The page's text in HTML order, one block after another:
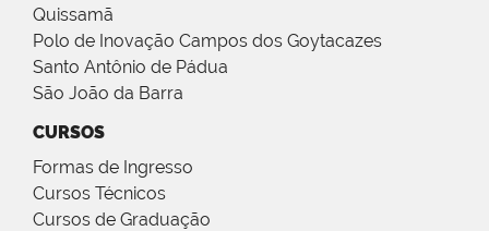
Quissamã
Polo de Inovação Campos dos Goytacazes
Santo Antônio de Pádua
São João da Barra
CURSOS
Formas de Ingresso
Cursos Técnicos
Cursos de Graduação